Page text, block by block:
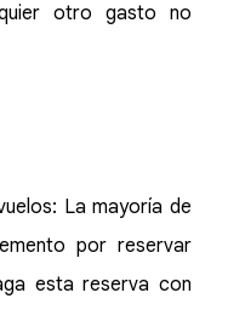
otro gasto no
La mayoría de
por reservar
esta reserva con